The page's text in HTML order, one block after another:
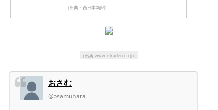
（出典：西日本新聞）
（出典 www.e-kaden.co.jp）
おさむ
@osamuhara